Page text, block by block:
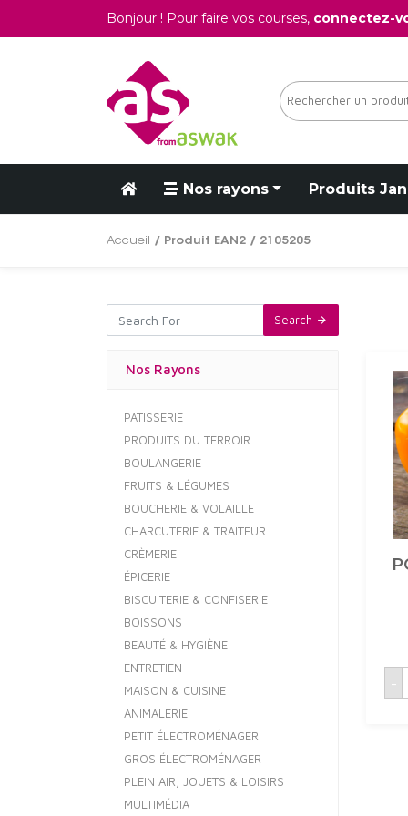
Bonjour ! Pour faire vos courses, connectez-
Nos rayons Produits
Accueil / Produit EAN2 / 2105205
Search
Nos Rayons
PATISSERIE
PRODUITS DU TERROIR
BOULANGERIE
FRUITS & LÉGUMES
BOUCHERIE & VOLAILLE
CHARCUTERIE & TRAITEUR
CRÈMERIE
ÉPICERIE
BISCUITERIE & CONFISERIE
BOISSONS
BEAUTÉ & HYGIÈNE
ENTRETIEN
MAISON & CUISINE
ANIMALERIE
PETIT ÉLECTROMÉNAGER
GROS ÉLECTROMÉNAGER
PLEIN AIR, JOUETS & LOISIRS
MULTIMÉDIA
-